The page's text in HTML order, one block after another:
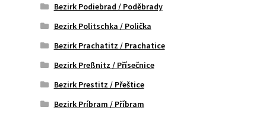
Bezirk Podiebrad / Poděbrady
Bezirk Politschka / Polička
Bezirk Prachatitz / Prachatice
Bezirk Preßnitz / Přísečnice
Bezirk Prestitz / Přeštice
Bezirk Príbram / Příbram